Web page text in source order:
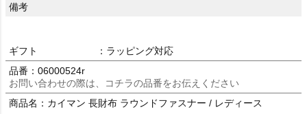
備考
ギフト
：ラッピング対応
品番：06000524r
お問い合わせの際は、コチラの品番をお伝えください
商品名：カイマン 長財布 ラウンドファスナー / レディース